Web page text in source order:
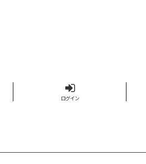
ログイン